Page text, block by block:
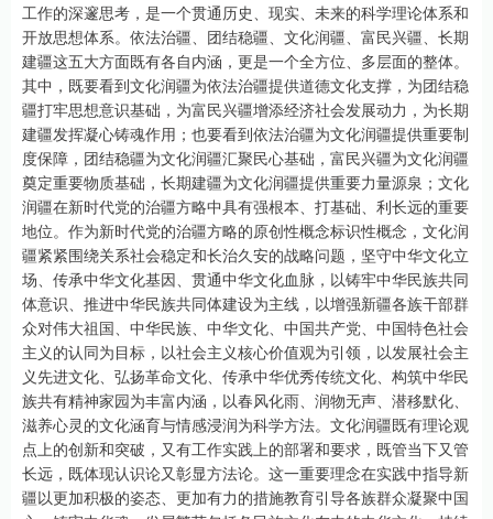
工作的深邃思考，是一个贯通历史、现实、未来的科学理论体系和
开放思想体系。依法治疆、团结稳疆、文化润疆、富民兴疆、长期
建疆这五大方面既有各自内涵，更是一个全方位、多层面的整体。
其中，既要看到文化润疆为依法治疆提供道德文化支撑，为团结稳
疆打牢思想意识基础，为富民兴疆增添经济社会发展动力，为长期
建疆发挥凝心铸魂作用；也要看到依法治疆为文化润疆提供重要制
度保障，团结稳疆为文化润疆汇聚民心基础，富民兴疆为文化润疆
奠定重要物质基础，长期建疆为文化润疆提供重要力量源泉；文化
润疆在新时代党的治疆方略中具有强根本、打基础、利长远的重要
地位。作为新时代党的治疆方略的原创性概念标识性概念，文化润
疆紧紧围绕关系社会稳定和长治久安的战略问题，坚守中华文化立
场、传承中华文化基因、贯通中华文化血脉，以铸牢中华民族共同
体意识、推进中华民族共同体建设为主线，以增强新疆各族干部群
众对伟大祖国、中华民族、中华文化、中国共产党、中国特色社会
主义的认同为目标，以社会主义核心价值观为引领，以发展社会主
义先进文化、弘扬革命文化、传承中华优秀传统文化、构筑中华民
族共有精神家园为丰富内涵，以春风化雨、润物无声、潜移默化、
滋养心灵的文化涵育与情感浸润为科学方法。文化润疆既有理论观
点上的创新和突破，又有工作实践上的部署和要求，既管当下又管
长远，既体现认识论又彰显方法论。这一重要理念在实践中指导新
疆以更加积极的姿态、更加有力的措施教育引导各族群众凝聚中国